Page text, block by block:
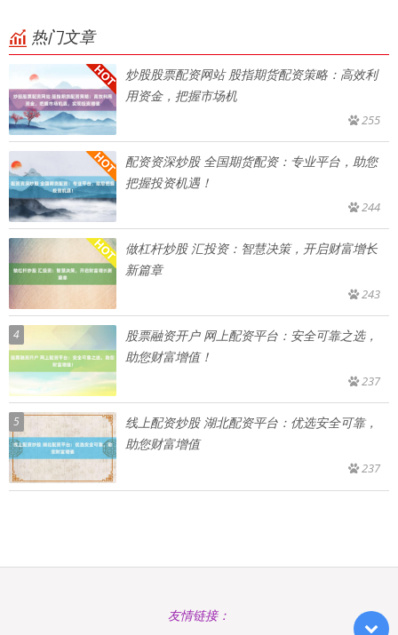
热门文章
炒股股票配资网站 股指期货配资策略：高效利
用资金，把握市场机
255
配资资深炒股 全国期货配资：专业平台，助您
把握投资机遇！
244
做杠杆炒股 汇投资：智慧决策，开启财富增长
新篇章
243
4
股票融资开户 网上配资平台：安全可靠之选，
助您财富增值！
237
5
线上配资炒股 湖北配资平台：优选安全可靠，
助您财富增值
237
友情链接：